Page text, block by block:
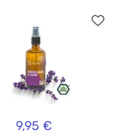
9,95 €